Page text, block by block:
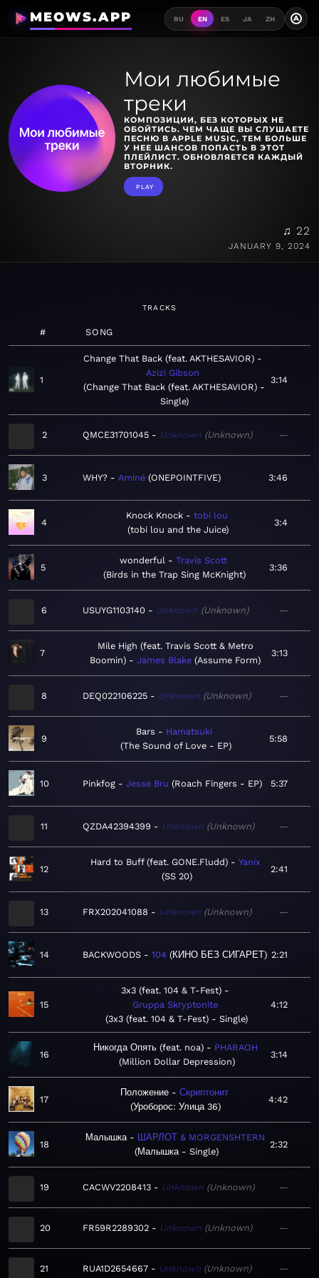
MEOWS.APP RU EN ES JA ZH A
Мои любимые
треки
КОМПОЗИЦИИ, БЕЗ КОТОРЫХ НЕ
ОБОЙТИСЬ. ЧЕМ ЧАЩЕ ВЫ СЛУШАЕТЕ
ПЕСНЮ В APPLE MUSIC, ТЕМ БОЛЬШЕ
У НЕЕ ШАНСОВ ПОПАСТЬ В ЭТОТ
ПЛЕЙЛИСТ. ОБНОВЛЯЕТСЯ КАЖДЫЙ
ВТОРНИК.
PLAY
♫ 22
JANUARY 9, 2024
TRACKS
# SONG
1
Change That Back (feat. AKTHESAVIOR)
Azizi Gibson
Change That Back (feat. AKTHESAVIOR) -
Single
3:14
2 QMCE31701045 Unknown Unknown —
3 WHY? Aminé ONEPOINTFIVE 3:46
4
Knock Knock
tobi lou
tobi lou and the Juice
3:4
5
wonderful
Travis Scott
Birds in the Trap Sing McKnight
3:36
6 USUYG1103140 Unknown Unknown —
7
Mile High (feat. Travis Scott & Metro
Boomin)
James Blake Assume Form
3:13
8 DEQ022106225 Unknown Unknown —
9
Bars
Hamatsuki
The Sound of Love - EP
5:58
10 Pinkfog Jesse Bru Roach Fingers - EP 5:37
11 QZDA42394399 Unknown Unknown —
12
Hard to Buff (feat. GONE.Fludd)
Yanix
SS 20
2:41
13 FRX202041088 Unknown Unknown —
14 BACKWOODS 104 КИНО БЕЗ СИГАРЕТ 2:21
15
3x3 (feat. 104 & T-Fest)
Gruppa Skryptonite
3x3 (feat. 104 & T-Fest) - Single
4:12
16
Никогда Опять (feat. noa)
PHARAOH
Million Dollar Depression
3:14
17
Положение
Скриптонит
Уроборос: Улица 36
4:42
18
Малышка
ШАРЛОТ & MORGENSHTERN
Малышка - Single
2:32
19 CACWV2208413 Unknown Unknown —
20 FR59R2289302 Unknown Unknown —
21 RUA1D2654667 Unknown Unknown —